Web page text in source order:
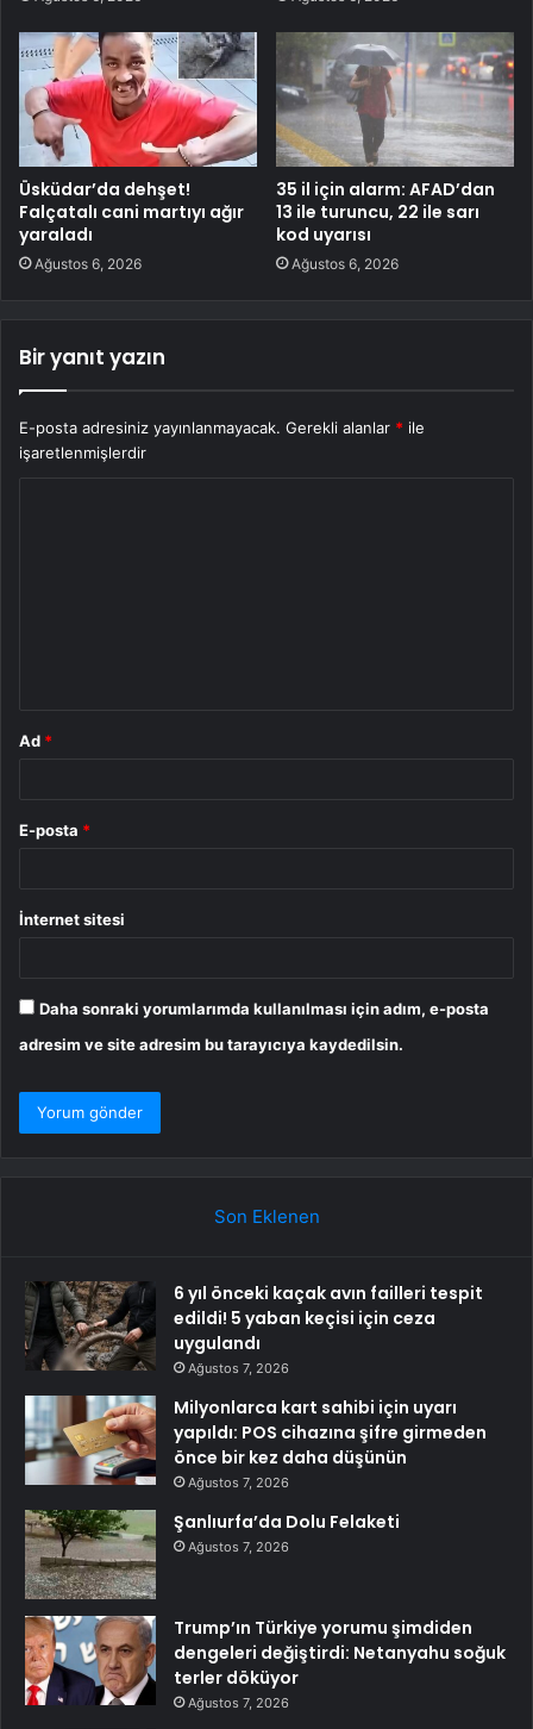
Üsküdar’da dehşet!
Falçatalı cani martıyı ağır
yaraladı
Ağustos 6, 2026
35 il için alarm: AFAD’dan
13 ile turuncu, 22 ile sarı
kod uyarısı
Ağustos 6, 2026
Bir yanıt yazın
E-posta adresiniz yayınlanmayacak. Gerekli alanlar * ile
işaretlenmişlerdir
Ad *
E-posta *
İnternet sitesi
Daha sonraki yorumlarımda kullanılması için adım, e-posta
adresim ve site adresim bu tarayıcıya kaydedilsin.
Son Eklenen
6 yıl önceki kaçak avın failleri tespit
edildi! 5 yaban keçisi için ceza
uygulandı
Ağustos 7, 2026
Milyonlarca kart sahibi için uyarı
yapıldı: POS cihazına şifre girmeden
önce bir kez daha düşünün
Ağustos 7, 2026
Şanlıurfa’da Dolu Felaketi
Ağustos 7, 2026
Trump’ın Türkiye yorumu şimdiden
dengeleri değiştirdi: Netanyahu soğuk
terler döküyor
Ağustos 7, 2026